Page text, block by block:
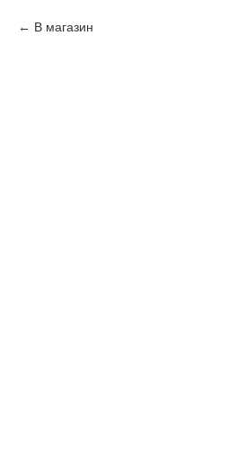
В магазин